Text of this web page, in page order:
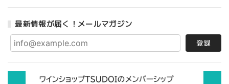
最新情報が届く！メールマガジン
登録